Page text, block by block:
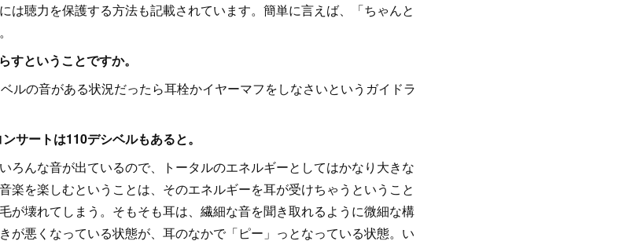
聴力を保護する方法も記載されています。簡単に言えば、「ちゃんと
ということですか。
ルの音がある状況だったら耳栓かイヤーマフをしなさいというガイドラ
サートは110デシベルもあると。
ろんな音が出ているので、トータルのエネルギーとしてはかなり大きな
楽を楽しむということは、そのエネルギーを耳が受けちゃうということ
が壊れてしまう。そもそも耳は、繊細な音を聞き取れるように微細な構
が悪くなっている状態が、耳のなかで「ピー」っとなっている状態。い